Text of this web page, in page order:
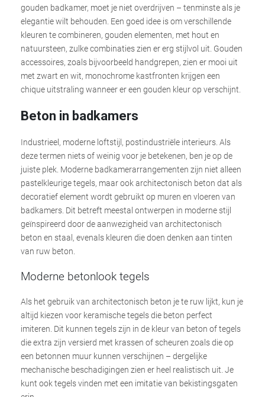
gouden badkamer, moet je niet overdrijven – tenminste als je
elegantie wilt behouden. Een goed idee is om verschillende
kleuren te combineren, gouden elementen, met hout en
natuursteen, zulke combinaties zien er erg stijlvol uit. Gouden
accessoires, zoals bijvoorbeeld handgrepen, zien er mooi uit
met zwart en wit, monochrome kastfronten krijgen een
chique uitstraling wanneer er een gouden kleur op verschijnt.
Beton in badkamers
Industrieel, moderne loftstijl, postindustriële interieurs. Als
deze termen niets of weinig voor je betekenen, ben je op de
juiste plek. Moderne badkamerarrangementen zijn niet alleen
pastelkleurige tegels, maar ook architectonisch beton dat als
decoratief element wordt gebruikt op muren en vloeren van
badkamers. Dit betreft meestal ontwerpen in moderne stijl
geïnspireerd door de aanwezigheid van architectonisch
beton en staal, evenals kleuren die doen denken aan tinten
van ruw beton.
Moderne betonlook tegels
Als het gebruik van architectonisch beton je te ruw lijkt, kun je
altijd kiezen voor keramische tegels die beton perfect
imiteren. Dit kunnen tegels zijn in de kleur van beton of tegels
die extra zijn versierd met krassen of scheuren zoals die op
een betonnen muur kunnen verschijnen – dergelijke
mechanische beschadigingen zien er heel realistisch uit. Je
kunt ook tegels vinden met een imitatie van bekistingsgaten